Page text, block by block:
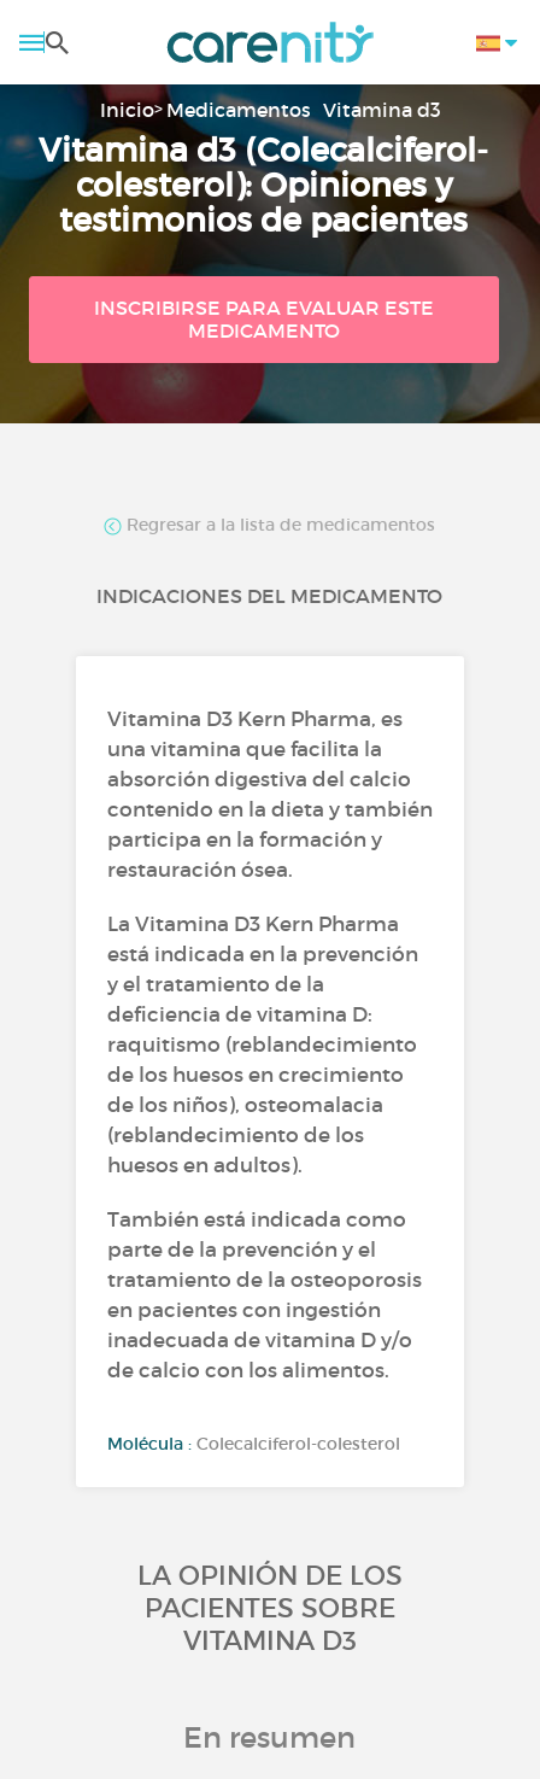
Inicio Medicamentos Vitamina d3
Vitamina d3 (Colecalciferol-
colesterol): Opiniones y
testimonios de pacientes
INSCRIBIRSE PARA EVALUAR ESTE
MEDICAMENTO
Regresar a la lista de medicamentos
INDICACIONES DEL MEDICAMENTO
Vitamina D3 Kern Pharma, es
una vitamina que facilita la
absorción digestiva del calcio
contenido en la dieta y también
participa en la formación y
restauración ósea.
La Vitamina D3 Kern Pharma
está indicada en la prevención
y el tratamiento de la
deficiencia de vitamina D:
raquitismo (reblandecimiento
de los huesos en crecimiento
de los niños), osteomalacia
(reblandecimiento de los
huesos en adultos).
También está indicada como
parte de la prevención y el
tratamiento de la osteoporosis
en pacientes con ingestión
inadecuada de vitamina D y/o
de calcio con los alimentos.
Molécula :Colecalciferol-colesterol
LA OPINIÓN DE LOS
PACIENTES SOBRE
VITAMINA D3
En resumen